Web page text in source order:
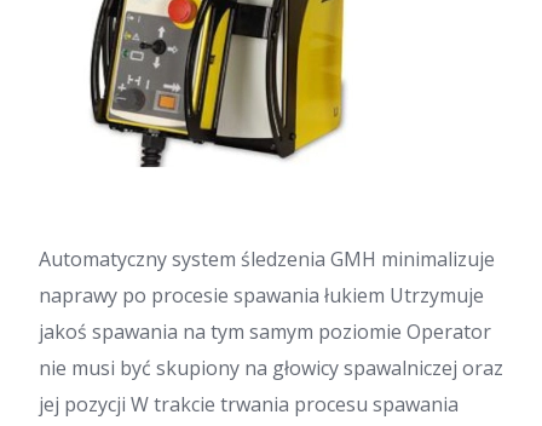
Automatyczny system śledzenia GMH minimalizuje
naprawy po procesie spawania łukiem Utrzymuje
jakoś spawania na tym samym poziomie Operator
nie musi być skupiony na głowicy spawalniczej oraz
jej pozycji W trakcie trwania procesu spawania